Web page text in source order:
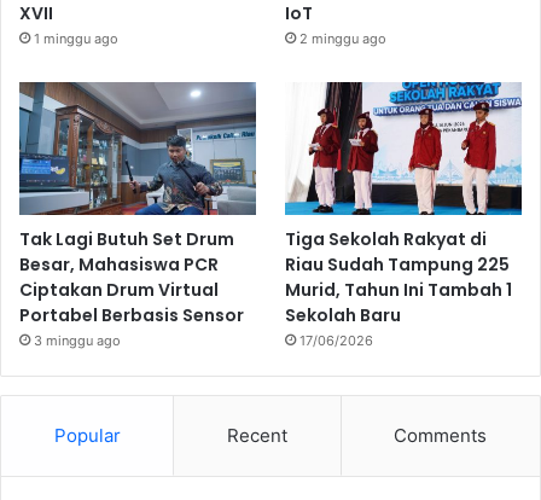
XVII
1 minggu ago
IoT
2 minggu ago
Tak Lagi Butuh Set Drum
Besar, Mahasiswa PCR
Ciptakan Drum Virtual
Portabel Berbasis Sensor
3 minggu ago
Tiga Sekolah Rakyat di
Riau Sudah Tampung 225
Murid, Tahun Ini Tambah 1
Sekolah Baru
17/06/2026
Popular Recent Comments